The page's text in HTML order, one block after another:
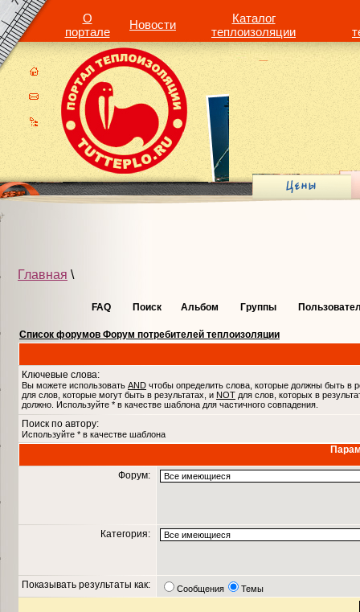
О
портале
Новости
Каталог
теплоизоляции
Главная \
FAQ Поиск Альбом Группы
Список форумов Форум потребителей теплоизоляции
Ключевые слова:
Вы можете использовать AND чтобы определить слова, которые должны быть в
для слов, которые могут быть в результатах, и NOT для слов, которых в
должно. Используйте * в качестве шаблона для частичного совпадения.
Поиск по автору:
Используйте * в качестве шаблона
Форум:
Категория:
Показывать результаты как: Сообщения Темы